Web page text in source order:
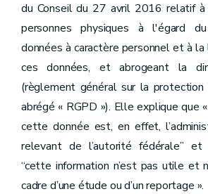
du Conseil du 27 avril 2016 relatif
personnes physiques à l'égard
données à caractère personnel et à
ces données, et abrogeant la
(règlement général sur la protection
abrégé « RGPD »). Elle explique que
cette donnée est, en effet,
relevant de l’autorité fédérale”
“cette information n’est pas utile et
cadre d’une étude ou d’un reportage ».